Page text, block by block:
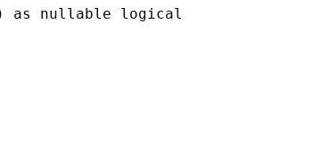
as nullable logical